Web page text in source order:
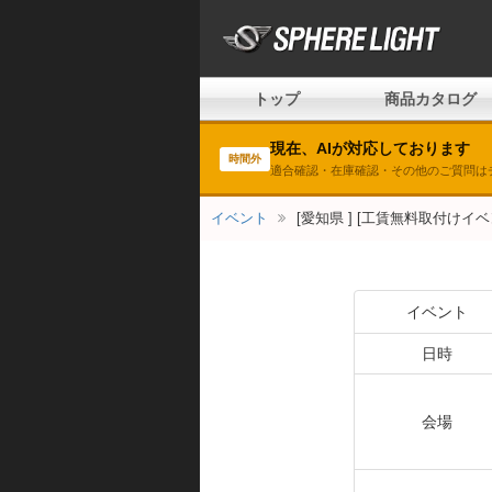
トップ 商品カタログ
時間外
現在、AIが対応しております
適合確認・在庫確認・その他のご質問
イベント [愛知県 ] [工賃無料取付けイ
イベント
日時
会場